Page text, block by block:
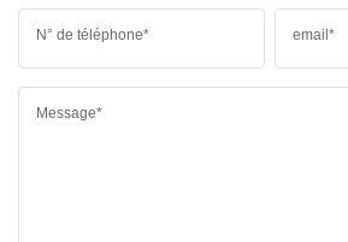
N° de téléphone* email*
Message*